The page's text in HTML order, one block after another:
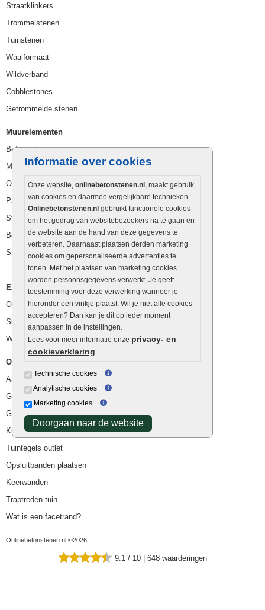
Informatie over cookies
Onze website, onlinebetonstenen.nl , maakt gebruik
van cookies en daarmee vergelijkbare technieken.
Onlinebetonstenen.nl gebruikt functionele cookies
om het gedrag van websitebezoekers na te gaan en
de website aan de hand van deze gegevens te
verbeteren. Daarnaast plaatsen derden marketing
cookies om gepersonaliseerde advertenties te
tonen. Met het plaatsen van marketing cookies
worden persoonsgegevens verwerkt. Je geeft
toestemming voor deze verwerking wanneer je
hieronder een vinkje plaatst. Wil je niet alle cookies
accepteren? Dan kan je dit op ieder moment
aanpassen in de instellingen.
Lees voor meer informatie onze privacy- en
cookieverklaring.
Technische cookies
Analytische cookies
Marketing cookies
Doorgaan naar de website
Straatklinkers
Trommelstenen
Tuinstenen
Waalformaat
Wildverband
Cobblestones
Getrommelde stenen
Muurelementen
Betonbielzen
Muurstenen
Opsluitbanden
Palissaden
Stapelblokken
Betonblokken
Stapelstenen
Extra benodigdheden
Ophoogzand
Siergrind en siersplit
Waterafvoer
Overig
Aanbiedingen
Goedkope bestrating
Goedkope tuintegels
Kunstgras
Tuintegels outlet
Opsluitbanden plaatsen
Keerwanden
Traptreden tuin
Wat is een facetrand?
Onlinebetonstenen.nl ©2026
9.1 / 10 | 648 waarderingen